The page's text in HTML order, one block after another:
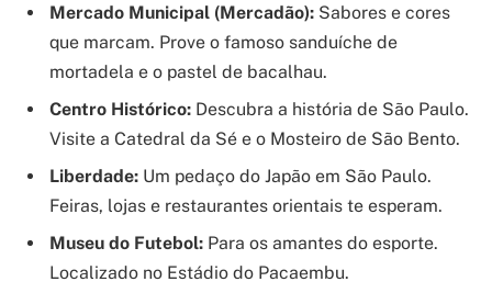
Mercado Municipal (Mercadão): Sabores e cores
que marcam. Prove o famoso sanduíche de
mortadela e o pastel de bacalhau.
Centro Histórico: Descubra a história de São Paulo.
Visite a Catedral da Sé e o Mosteiro de São Bento.
Liberdade: Um pedaço do Japão em São Paulo.
Feiras, lojas e restaurantes orientais te esperam.
Museu do Futebol: Para os amantes do esporte.
Localizado no Estádio do Pacaembu.